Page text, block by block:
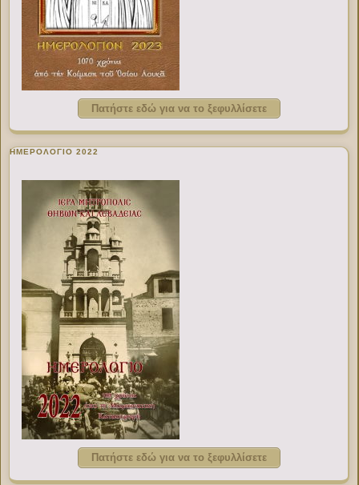
Πατήστε εδώ για να το ξεφυλλίσετε
ΗΜΕΡΟΛΟΓΙΟ 2022
Πατήστε εδώ για να το ξεφυλλίσετε